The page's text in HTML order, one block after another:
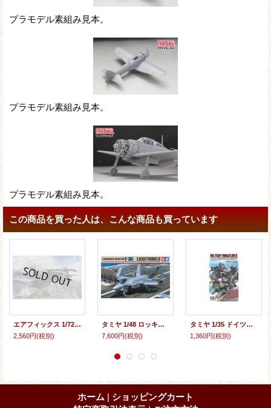
プラモデル素組み見本。
プラモデル素組み見本。
プラモデル素組み見本。
この商品を買った人は、こんな商品も買っています
エアフィックス 1/72 BAe シーハリアー FA2【プラモデル】
2,560円(税別)
タミヤ 1/48 ロッキード マーチン F-35C ライトニングII【プラモデル】
7,600円(税別)
タミヤ 1/35 ドイツ機関銃チーム (大戦中期)【プラモデル】
1,360円(税別)
ホーム | ショッピングカート